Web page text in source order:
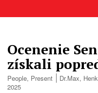
Ocenenie
získali
People, Present Dr.Max,
2025